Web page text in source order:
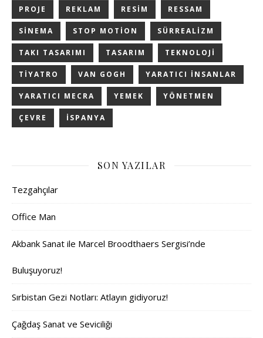
PROJE REKLAM RESIM RESSAM
SINEMA STOP MOTION SÜRREALIZM
TAKI TASARIMI TASARIM TEKNOLOJI
TIYATRO VAN GOGH YARATICI INSANLAR
YARATICI MECRA YEMEK YÖNETMEN
ÇEVRE İSPANYA
SON YAZILAR
Tezgahçılar
Office Man
Akbank Sanat ile Marcel Broodthaers Sergisi’nde
Buluşuyoruz!
Sırbistan Gezi Notları: Atlayın gidiyoruz!
Çağdaş Sanat ve Seviciliği